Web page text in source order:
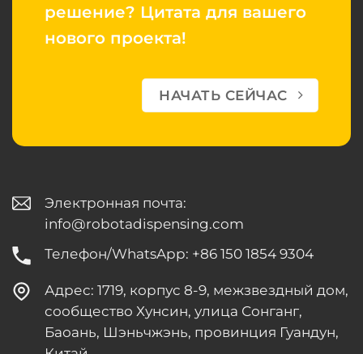
решение? Цитата для вашего
нового проекта!
НАЧАТЬ СЕЙЧАС
Электронная почта:
info@robotadispensing.com
Телефон/WhatsApp: +86 150 1854 9304
Адрес: 1719, корпус 8-9, межзвездный дом,
сообщество Хунсин, улица Сонганг,
Баоань, Шэньчжэнь, провинция Гуандун,